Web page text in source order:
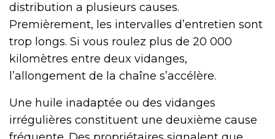
distribution a plusieurs causes.
Premièrement, les intervalles d’entretien sont
trop longs. Si vous roulez plus de 20 000
kilomètres entre deux vidanges,
l’allongement de la chaîne s’accélère.
Une huile inadaptée ou des vidanges
irrégulières constituent une deuxième cause